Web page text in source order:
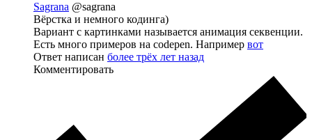
Sagrana @sagrana
Вёрстка и немного кодинга)
Вариант с картинками называется анимация секвенции.
Есть много примеров на codepen. Например вот
Ответ написан более трёх лет назад
Комментировать